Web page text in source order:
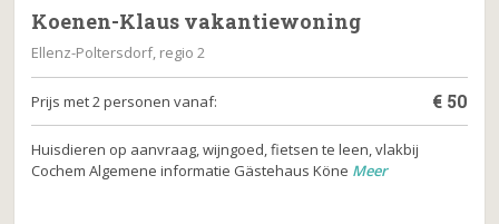
Koenen-Klaus vakantiewoning
Ellenz-Poltersdorf, regio 2
Prijs met 2 personen vanaf: € 50
Huisdieren op aanvraag, wijngoed, fietsen te leen, vlakbij
Cochem Algemene informatie Gästehaus Köne Meer